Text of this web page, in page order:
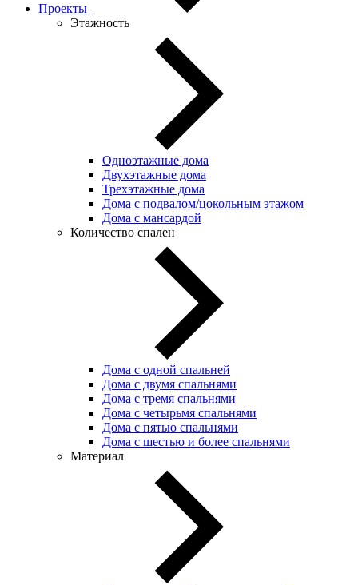
Проекты
Этажность
Одноэтажные дома
Двухэтажные дома
Трехэтажные дома
Дома с подвалом/цокольным этажом
Дома с мансардой
Количество спален
Дома с одной спальней
Дома с двумя спальнями
Дома с тремя спальнями
Дома с четырьмя спальнями
Дома с пятью спальнями
Дома с шестью и более спальнями
Материал